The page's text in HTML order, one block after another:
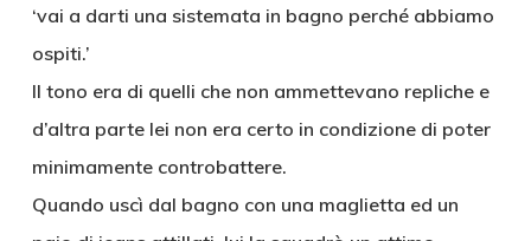
‘vai a darti una sistemata in bagno perché abbiamo
ospiti.’
Il tono era di quelli che non ammettevano repliche e
d’altra parte lei non era certo in condizione di poter
minimamente controbattere.
Quando uscì dal bagno con una maglietta ed un